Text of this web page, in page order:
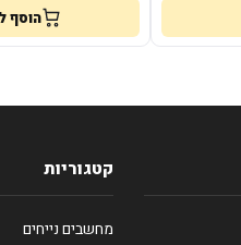
הוסף
קטגוריות
מחשבים נייחים